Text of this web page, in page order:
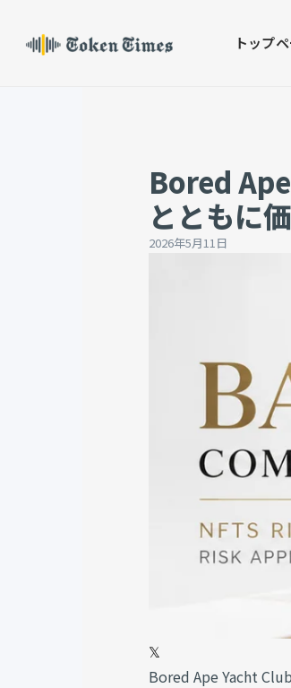
content
トップ
Bored
とともに
2026年5月11日
𝕏
Bored Ape Yacht